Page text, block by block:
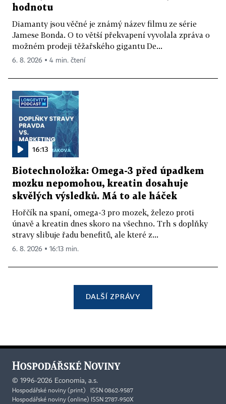
hodnotu
Diamanty jsou věčné je známý název filmu ze série
Jamese Bonda. O to větší překvapení vyvolala zpráva o
možném prodeji těžařského gigantu De...
6. 8. 2026 ▪ 4 min. čtení
16:13
Biotechnoložka: Omega-3 před úpadkem
mozku nepomohou, kreatin dosahuje
skvělých výsledků. Má to ale háček
Hořčík na spaní, omega-3 pro mozek, železo proti
únavě a kreatin dnes skoro na všechno. Trh s doplňky
stravy slibuje řadu benefitů, ale které z...
6. 8. 2026 ▪ 16:13 min.
DALŠÍ ZPRÁVY
© 1996-2026 Economia, a.s.
Hospodářské noviny (print) ISSN 0862-9587
Hospodářské noviny (online) ISSN 2787-950X